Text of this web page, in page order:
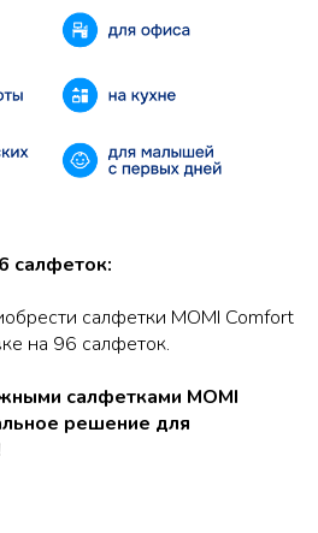
салфеток:
салфетки MOMI Comfort
на 96 салфеток.
салфетками MOMI
решение для